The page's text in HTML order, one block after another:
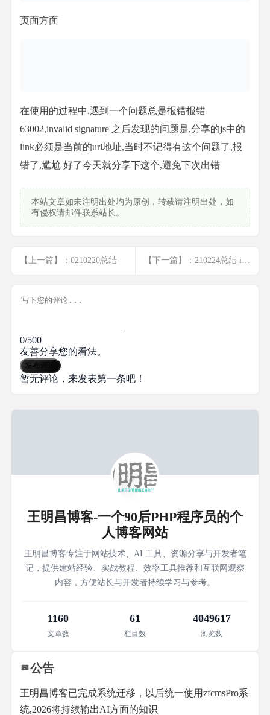
页面方面
在使用的过程中,遇到一个问题总是报错报错
63002,invalid signature 之后发现的问题是,分享的js中的
link必须是当前的url地址,当时不记得有这个问题了,报
错了,尴尬 好了今天就分享下这个,避免下次出错
本站文章如未注明出处均为原创，转载请注明出处，如
有侵权请邮件联系站长。
【上一篇】：0210220总结 【下一篇】：210224总结 iis7.5伪静态
0/500
友善分享您的看法。
发布评论
暂无评论，来发表第一条吧！
王明昌博客-一个90后PHP程序员的个
人博客网站
王明昌博客专注于网站技术、AI 工具、资源分享与开发者笔
记，提供建站经验、实战教程、效率工具推荐和互联网观察
内容，方便站长与开发者持续学习与参考。
1160
文章数
61
栏目数
4049617
浏览数
公告
王明昌博客已完成系统迁移，以后统一使用zfcmsPro系
统,2026将持续输出AI方面的知识